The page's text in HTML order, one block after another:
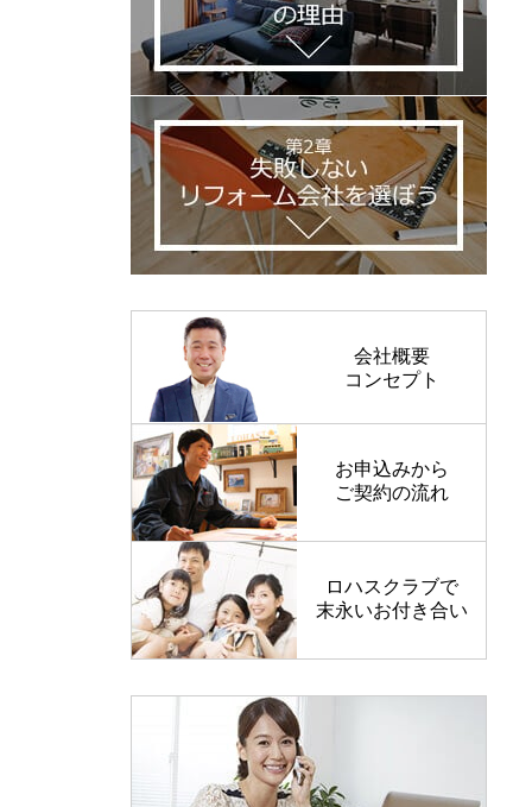
会社概要
コンセプト
お申込みから
ご契約の流れ
ロハスクラブで
末永いお付き合い